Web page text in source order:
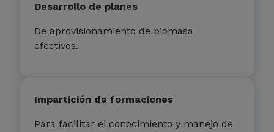
Desarrollo de planes
De aprovisionamiento de biomasa
efectivos.
Impartición de formaciones
Para facilitar el conocimiento y manejo de